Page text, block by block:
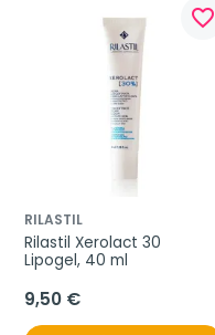
favorite_border
RILASTIL
Rilastil Xerolact 30
Lipogel, 40 ml
9,50 €